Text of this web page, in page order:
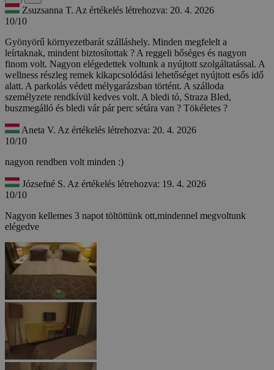
Zsuzsanna T. Az értékelés létrehozva: 20. 4. 2026
10/10
Gyönyörű környezetbarát szálláshely. Minden megfelelt a
leírtaknak, mindent biztosítottak ? A reggeli bőséges és nagyon
finom volt. Nagyon elégedettek voltunk a nyújtott szolgáltatással. A
wellness részleg remek kikapcsolódási lehetőséget nyújtott esős idő
alatt. A parkolás védett mélygarázsban történt. A szálloda
személyzete rendkívül kedves volt. A bledi tó, Straza Bled,
buszmegálló és bledi vár pár perc sétára van ? Tökéletes ?
Aneta V. Az értékelés létrehozva: 20. 4. 2026
10/10
nagyon rendben volt minden :)
Józsefné S. Az értékelés létrehozva: 19. 4. 2026
10/10
Nagyon kellemes 3 napot töltöttünk ott,mindennel megvoltunk
elégedve